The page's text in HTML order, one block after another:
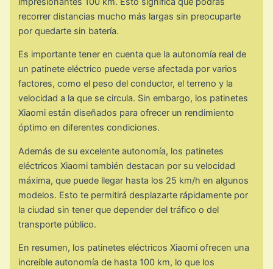
recorrer distancias mucho más largas sin preocuparte
por quedarte sin batería.
Es importante tener en cuenta que la autonomía real de
un patinete eléctrico puede verse afectada por varios
factores, como el peso del conductor, el terreno y la
velocidad a la que se circula. Sin embargo, los patinetes
Xiaomi están diseñados para ofrecer un rendimiento
óptimo en diferentes condiciones.
Además de su excelente autonomía, los patinetes
eléctricos Xiaomi también destacan por su velocidad
máxima, que puede llegar hasta los 25 km/h en algunos
modelos. Esto te permitirá desplazarte rápidamente por
la ciudad sin tener que depender del tráfico o del
transporte público.
En resumen, los patinetes eléctricos Xiaomi ofrecen una
increíble autonomía de hasta 100 km, lo que los